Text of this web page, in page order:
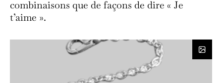
combinaisons que de façons de dire « Je
t’aime ».